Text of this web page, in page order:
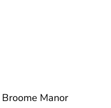
Broome Manor